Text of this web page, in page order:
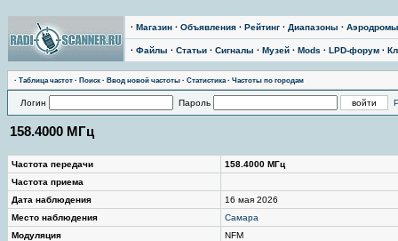
· Магазин · Объявления · Рейтинг · Диапазоны · Аэродромы
· Файлы · Статьи · Сигналы · Музей · Mods · LPD-форум ·
· Таблица частот · Поиск · Ввод новой частоты · Статистика· Частоты по городам
Логин Пароль
158.4000 МГц
Частота передачи
158.4000 МГц
Частота приема
Дата наблюдения
16 мая 2026
Место наблюдения
Самара
Модуляция
NFM